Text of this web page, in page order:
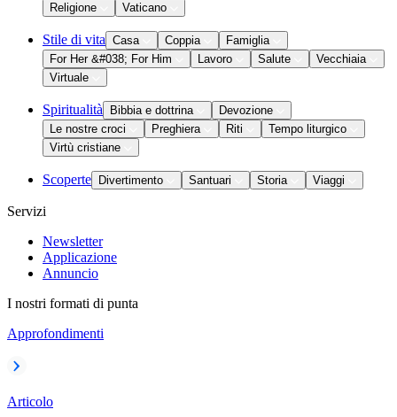
Religione
Vaticano
Stile di vita Casa Coppia
Famiglia
For Her &#038; For Him
Lavoro Salute
Vecchiaia
Virtuale
Spiritualità Bibbia e dottrina
Devozione
Le nostre croci
Preghiera Riti
Tempo liturgico
Virtù cristiane
Scoperte Divertimento Santuari Storia Viaggi
Servizi
Newsletter
Applicazione
Annuncio
I nostri formati di punta
Approfondimenti
Articolo